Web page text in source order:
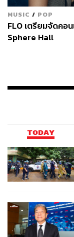
Il Fumo
ยังคงวนเวียนอยู่กับ
สำหรับค่ำคืนอันแส
5 คอร์สให้เหล่าคู่
อาหารสองสัญชา
MUSIC / POP
FLO เตรียมจัดคอ
Sphere Hall
TODAY